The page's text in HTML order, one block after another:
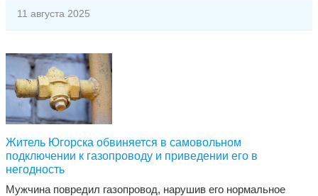
11 августа 2025
Житель Югорска обвиняется в самовольном
подключении к газопроводу и приведении его в
негодность
Мужчина повредил газопровод, нарушив его нормальное